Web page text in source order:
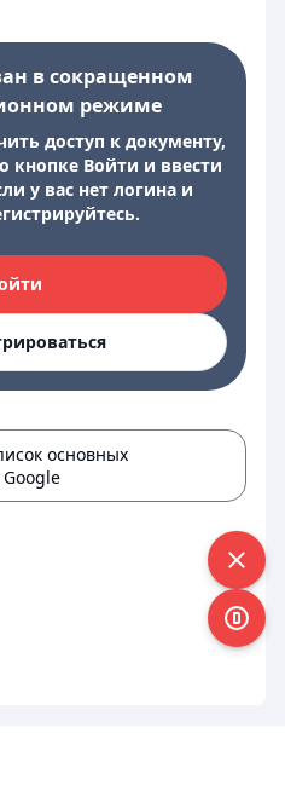
в сокращенном
режиме
доступ к документу,
кнопке Войти и ввести
у вас нет логина и
основных